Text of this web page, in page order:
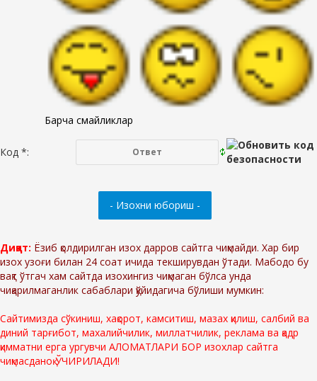
Барча смайликлар
Код *:
Диққат: Ёзиб қолдирилган изох дарров сайтга чиқмайди. Хар бир
изох узоғи билан 24 соат ичида текширувдан ўтади. Мабодо бу
вақт ўтгач хам сайтда изохингиз чиқмаган бўлса унда
чиқарилмаганлик сабаблари қўйидагича бўлиши мумкин:
Сайтимизда сўкиниш, хақорот, камситиш, мазах қилиш, салбий ва
диний тарғибот, махалийчилик, миллатчилик, реклама ва қадр
қимматни ерга ургувчи АЛОМАТЛАРИ БОР изохлар сайтга
чиқмасданоқ ЎЧИРИЛАДИ!